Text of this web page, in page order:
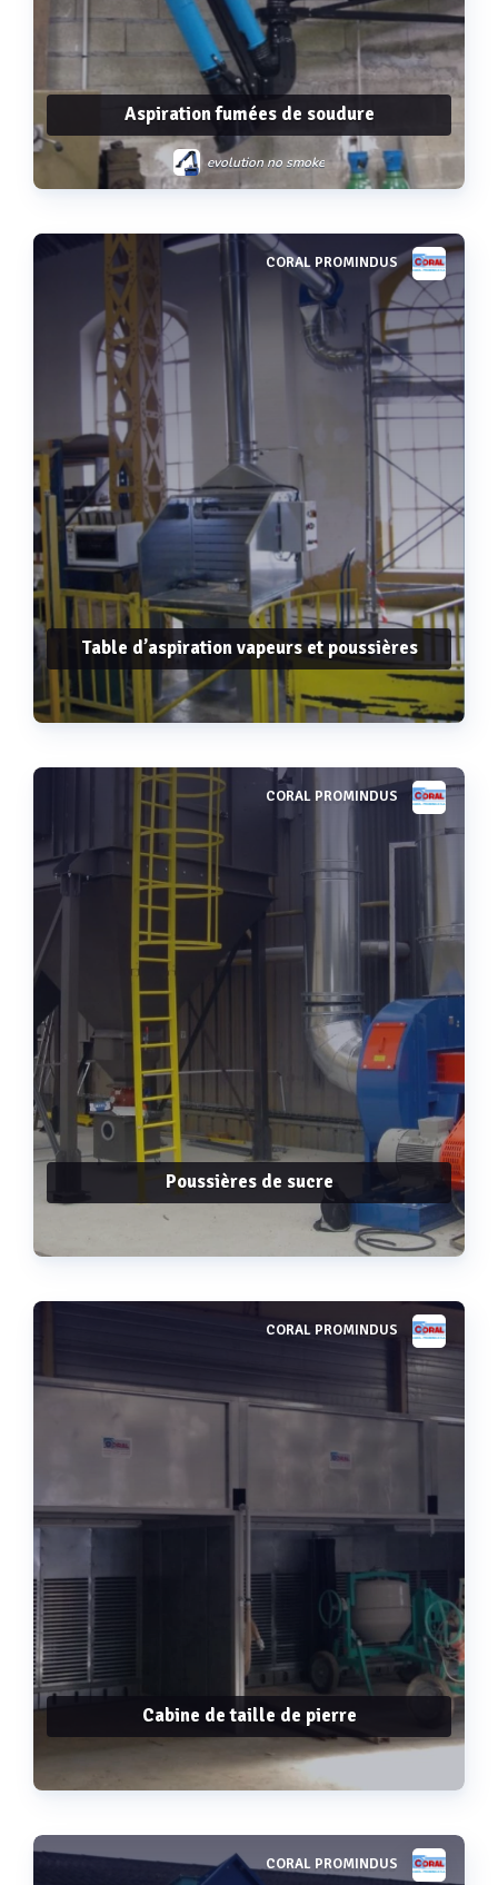
Aspiration fumées de soudure
evolution no smoke
Voir plusCORAL PROMINDUS
Table d’aspiration vapeurs et poussières
Voir plusCORAL PROMINDUS
Poussières de sucre
Voir plusCORAL PROMINDUS
Cabine de taille de pierre
Voir plusCORAL PROMINDUS